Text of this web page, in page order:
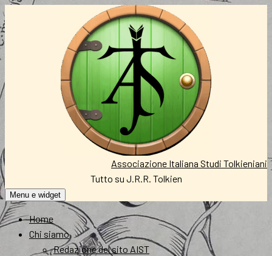
Vai
al
contenuto
Associazione Italiana Studi Tolkieniani
Tutto su J.R.R. Tolkien
Menu e widget
Home
Chi siamo
Redazione del sito AIST